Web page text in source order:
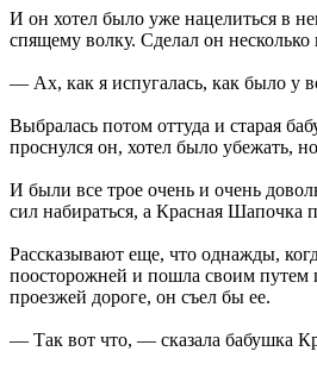
И он хотел было уже нацелиться в
спящему волку. Сделал он
— Ах, как я испугалась, как было у
Выбралась потом оттуда и старая
проснулся он, хотел было убежать,
И были все трое очень и очень
сил набираться, а Красная Шапочка
Рассказывают еще, что однажды,
поосторожней и пошла своим путем
проезжей дороге, он съел бы ее.
— Так вот что, — сказала бабушка